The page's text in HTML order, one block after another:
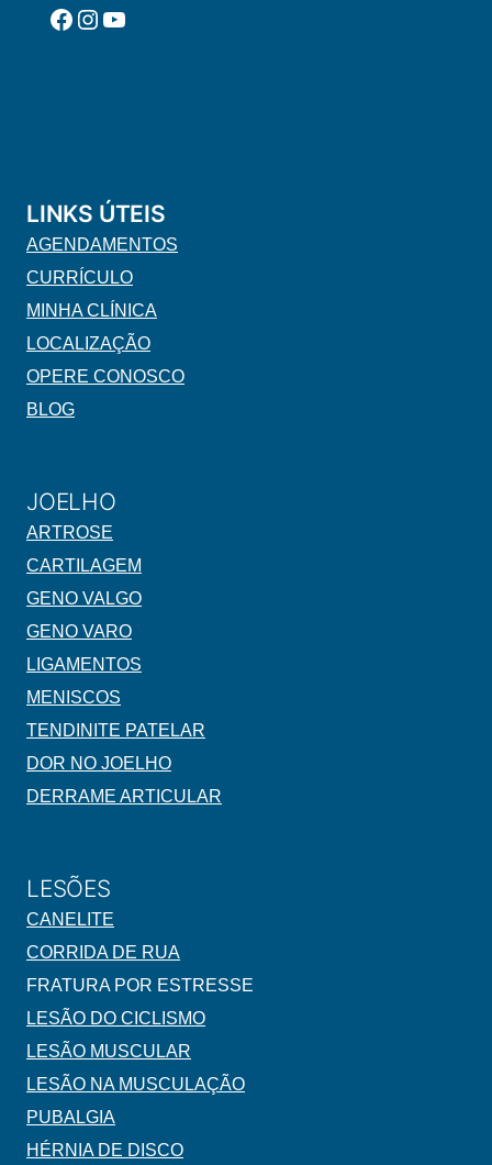
Facebook
Instagram
YouTube
LINKS ÚTEIS
AGENDAMENTOS
CURRÍCULO
MINHA CLÍNICA
LOCALIZAÇÃO
OPERE CONOSCO
BLOG
JOELHO
ARTROSE
CARTILAGEM
GENO VALGO
GENO VARO
LIGAMENTOS
MENISCOS
TENDINITE PATELAR
DOR NO JOELHO
DERRAME ARTICULAR
LESÕES
CANELITE
CORRIDA DE RUA
FRATURA POR ESTRESSE
LESÃO DO CICLISMO
LESÃO MUSCULAR
LESÃO NA MUSCULAÇÃO
PUBALGIA
HÉRNIA DE DISCO